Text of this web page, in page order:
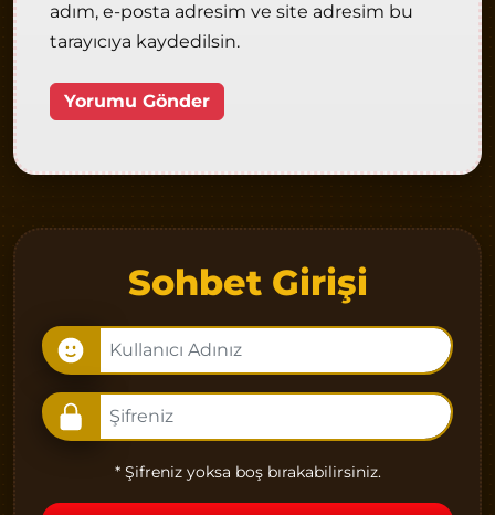
adım, e-posta adresim ve site adresim bu
tarayıcıya kaydedilsin.
Sohbet Girişi
* Şifreniz yoksa boş bırakabilirsiniz.